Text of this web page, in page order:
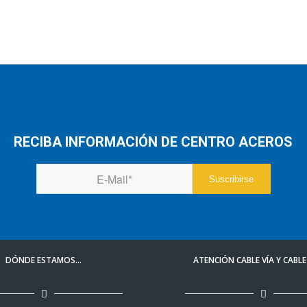
RECIBA INFORMACIÓN DE CENTRO ACEROS
DÓNDE ESTAMOS… ATENCIÓN CABLE VÍA Y